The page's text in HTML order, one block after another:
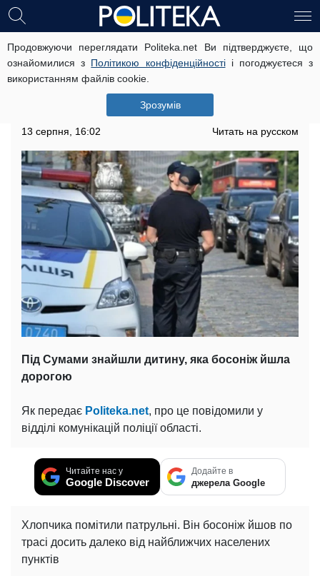
Продовжуючи переглядати Politeka.net Ви підтверджуєте, що
ознайомилися з Політикою конфіденційностіі погоджуєтеся з
використанням файлів cookie.
Зрозумів
Йшов по трасі босоніж: дитина
після лікування вирішила пройти
183 км до дому
Хлопчика знайшли патрульні
13 серпня, 16:02 Читать на русском
Під Сумами знайшли дитину, яка босоніж йшла
дорогою
Як передає Politeka.net, про це повідомили у
відділі комунікацій поліції області.
Читайте нас у
Google Discover
Додайте в
джерела Google
Хлопчика помітили патрульні. Він босоніж йшов по
трасі досить далеко від найближчих населених
пунктів